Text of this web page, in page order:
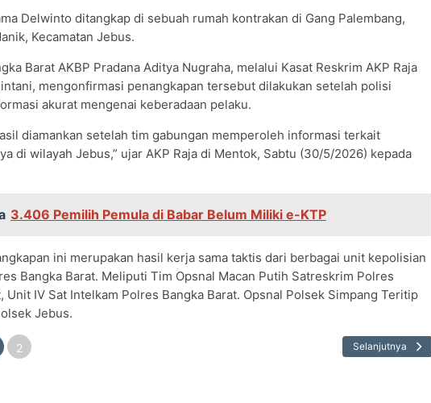
Delwinto ditangkap di sebuah rumah kontrakan di Gang Palembang,
Kecamatan Jebus.
Barat AKBP Pradana Aditya Nugraha, melalui Kasat Reskrim AKP Raja
mengonfirmasi penangkapan tersebut dilakukan setelah polisi
akurat mengenai keberadaan pelaku.
diamankan setelah tim gabungan memperoleh informasi terkait
di wilayah Jebus,” ujar AKP Raja di Mentok, Sabtu (30/5/2026) kepada
3.406 Pemilih Pemula di Babar Belum Miliki e-KTP
ini merupakan hasil kerja sama taktis dari berbagai unit kepolisian
Bangka Barat. Meliputi Tim Opsnal Macan Putih Satreskrim Polres
Unit IV Sat Intelkam Polres Bangka Barat. Opsnal Polsek Simpang Teritip
Jebus.
2 Selanjutnya